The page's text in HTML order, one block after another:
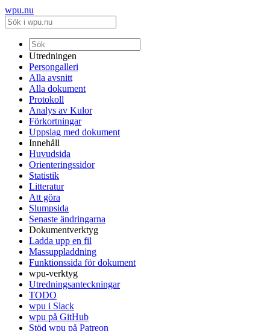
wpu.nu
Utredningen
Persongalleri
Alla avsnitt
Alla dokument
Protokoll
Analys av Kulor
Förkortningar
Uppslag med dokument
Innehåll
Huvudsida
Orienteringssidor
Statistik
Litteratur
Att göra
Slumpsida
Senaste ändringarna
Dokumentverktyg
Ladda upp en fil
Massuppladdning
Funktionssida för dokument
wpu-verktyg
Utredningsanteckningar
TODO
wpu i Slack
wpu på GitHub
Stöd wpu på Patreon